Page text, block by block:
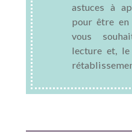
astuces à
pour être en
vous
lecture et, le